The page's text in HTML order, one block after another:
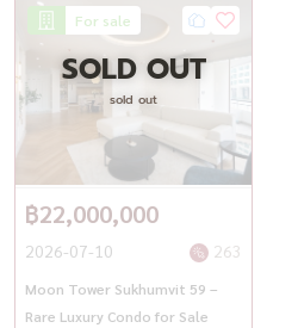
Website: www.housewathailand.com
Note: Pets are not allowed.
#Townhouse Rama 3 #Ready to
rent #Sell house Rama 3
#House near Asoke #House near
house #housewathailand
出售/出租公告（震后无裂缝）
For sale
SOLD OUT
sold out
฿22,000,000
2026-07-10 263
Moon Tower Sukhumvit 59 –
Rare Luxury Condo for Sale